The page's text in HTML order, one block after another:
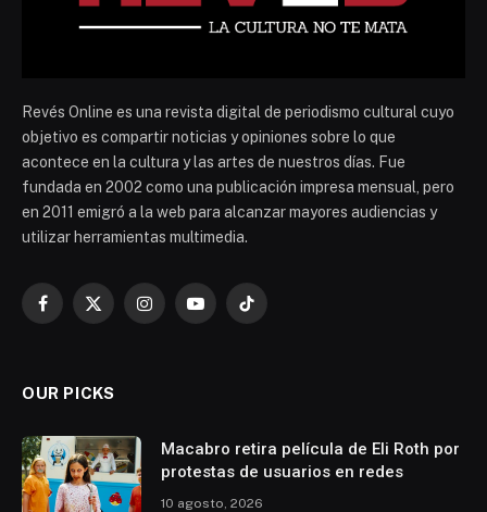
Revés Online es una revista digital de periodismo cultural cuyo
objetivo es compartir noticias y opiniones sobre lo que
acontece en la cultura y las artes de nuestros días. Fue
fundada en 2002 como una publicación impresa mensual, pero
en 2011 emigró a la web para alcanzar mayores audiencias y
utilizar herramientas multimedia.
Facebook
X
InstagramYouTubeTikTok
OUR PICKS
Macabro retira película de Eli Roth por
protestas de usuarios en redes
10 agosto, 2026